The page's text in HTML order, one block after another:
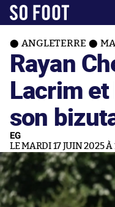
ANGLETERRE
Rayan
Lacrim
son
EG
LE MARDI 17 JUIN 2025 À